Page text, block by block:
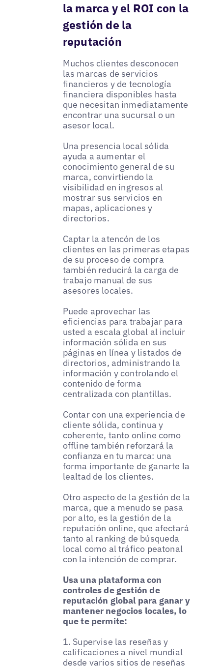
la marca y el ROI con la
gestión de la
reputación
Muchos clientes desconocen
las marcas de servicios
financieros y de tecnología
financiera disponibles hasta
que necesitan inmediatamente
encontrar una sucursal o un
asesor local.
Una presencia local sólida
ayuda a aumentar el
conocimiento general de su
marca, convirtiendo la
visibilidad en ingresos al
mostrar sus servicios en
mapas, aplicaciones y
directorios.
Captar la atencón de los
clientes en las primeras etapas
de su proceso de compra
también reducirá la carga de
trabajo manual de sus
asesores locales.
Puede aprovechar las
eficiencias para trabajar para
usted a escala global al incluir
información sólida en sus
páginas en línea y listados de
directorios, administrando la
información y controlando el
contenido de forma
centralizada con plantillas.
Contar con una experiencia de
cliente sólida, continua y
coherente, tanto online como
offline también reforzará la
confianza en tu marca: una
forma importante de ganarte la
lealtad de los clientes.
Otro aspecto de la gestión de la
marca, que a menudo se pasa
por alto, es la gestión de la
reputación online, que afectará
tanto al ranking de búsqueda
local como al tráfico peatonal
con la intención de comprar.
Usa una plataforma con
controles de gestión de
reputación global para ganar y
mantener negocios locales, lo
que te permite:
1. Supervise las reseñas y
calificaciones a nivel mundial
desde varios sitios de reseñas